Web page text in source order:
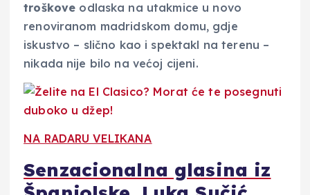
troškove odlaska na utakmice u novo
renoviranom madridskom domu, gdje
iskustvo – slično kao i spektakl na terenu –
nikada nije bilo na većoj cijeni.
NA RADARU VELIKANA
Senzacionalna glasina iz